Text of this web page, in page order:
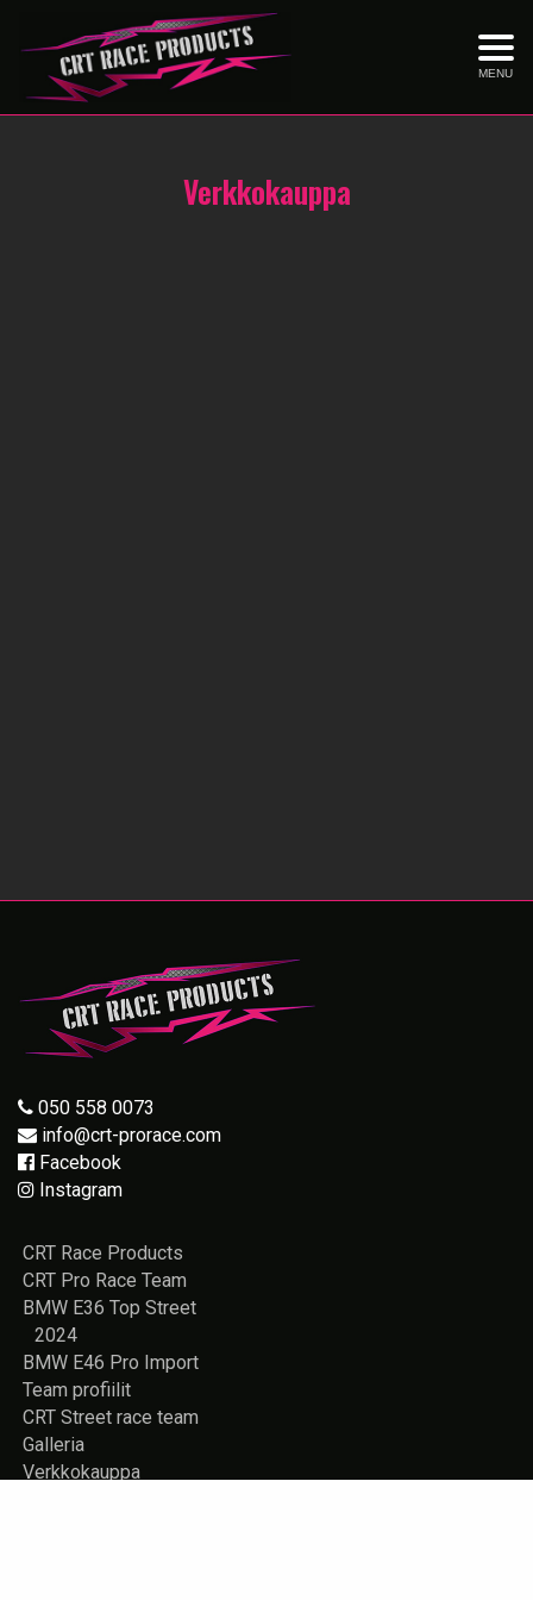
MENU
Verkkokauppa
050 558 0073
info@crt-prorace.com
Facebook
Instagram
CRT Race Products
CRT Pro Race Team
BMW E36 Top Street
2024
BMW E46 Pro Import
Team profiilit
CRT Street race team
Galleria
Verkkokauppa